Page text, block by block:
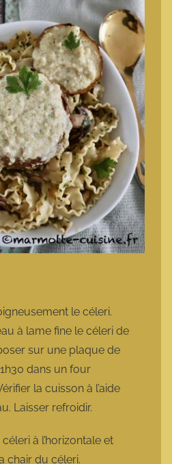
le céleri.
à lame fine le céleri de
sur une plaque de
dans un four
la cuisson à l’aide
Laisser refroidir.
à l’horizontale et
chair du céleri.